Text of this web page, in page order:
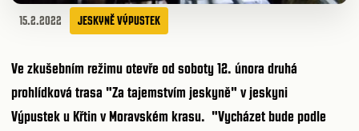
15.2.2022 JESKYNĚ VÝPUSTEK
Ve zkušebním režimu otevře od soboty 12. února druhá
prohlídková trasa "Za tajemstvím jeskyně" vjeskyni
Výpusteku Křtin v Moravském krasu. "Vycházet bude podle